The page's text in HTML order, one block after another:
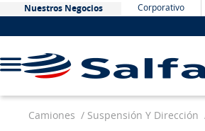
Nuestros Negocios Corporativo
Camiones Suspensión Y Dirección